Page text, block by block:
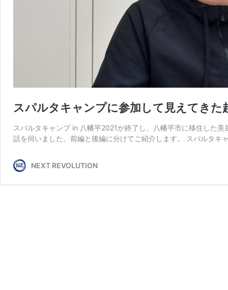
スパルタキャンプに参加して見えてきた
スパルタキャンプ in 八幡平2021が終了し、八幡平市に移住した
話を伺いました。前編と後編に分けてご紹介します。 スパルタ
NEXT REVOLUTION